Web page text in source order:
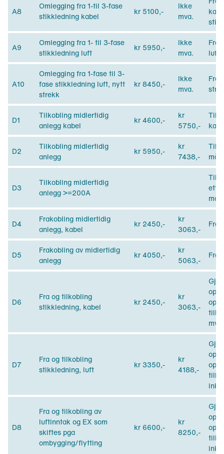
A8
Omlegging fra 1-til 3-fase
stikkledning kabel
kr 5100,-
Ikke
mva.
A9
Omlegging fra 1- til 3-fase
stikkledning luft
kr 5950,-
Ikke
mva.
A10
Omlegging fra 1-fase til 3-
fase stikkledning luft, nytt
strekk
kr 8450,-
Ikke
mva.
D1
Tilkobling midlertidig
anlegg kabel
kr 4600,-
kr
5750,-
D2
Tilkobling midlertidig
anlegg
kr 5950,-
kr
7438,-
D3
Tilkobling midlertidig
anlegg >=200A
D4
Frakobling midlertidig
anlegg, kabel
kr 2450,-
kr
3063,-
D5
Frakobling av midlertidig
anlegg
kr 4050,-
kr
5063,-
D6
Fra og tilkobling
stikkledning, kabel
kr 2450,-
kr
3063,-
mva.
D7
Fra og tilkobling
stikkledning, luft
kr 3350,-
kr
4188,-
inkl.
D8
Fra og tilkobling av
luftinntak og EX som
skiftes pga
ombygging/flytting
kr 6600,-
kr
8250,-
inkl.